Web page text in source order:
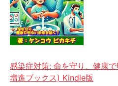
感染症対策: 命を守り、健康
増進ブックス) Kindle版